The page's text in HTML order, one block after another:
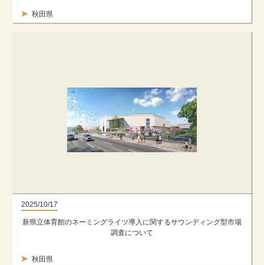
秋田県
2025/10/17
秋田県
新県立体育館のネーミングライツ導入に関するサウンディング型市場
調査について